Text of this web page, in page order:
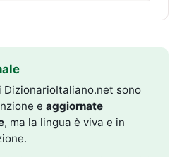
DizionarioItaliano.net sono
eaggiornate
, ma la lingua è viva e in